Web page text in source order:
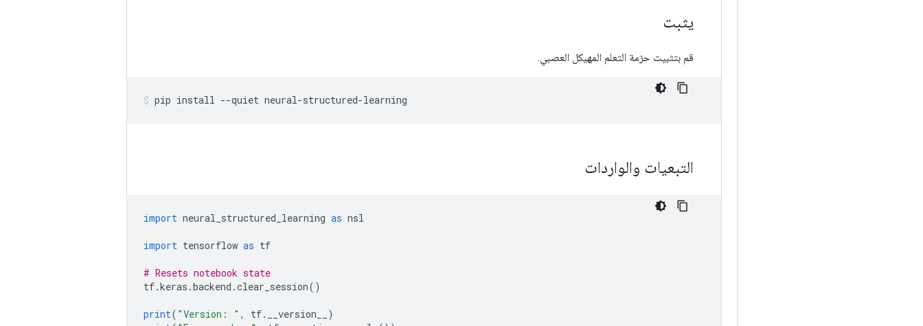
يثبت
قم بتثبيت حزمة التعلم المهيكل العصبي.
pip install --quiet neural-structured-learning
التبعيات والواردات
import neural_structured_learning as nsl
import tensorflow as tf
# Resets notebook state
tf.keras .backend .clear_session()
print( "Version: " , tf. __version__
)